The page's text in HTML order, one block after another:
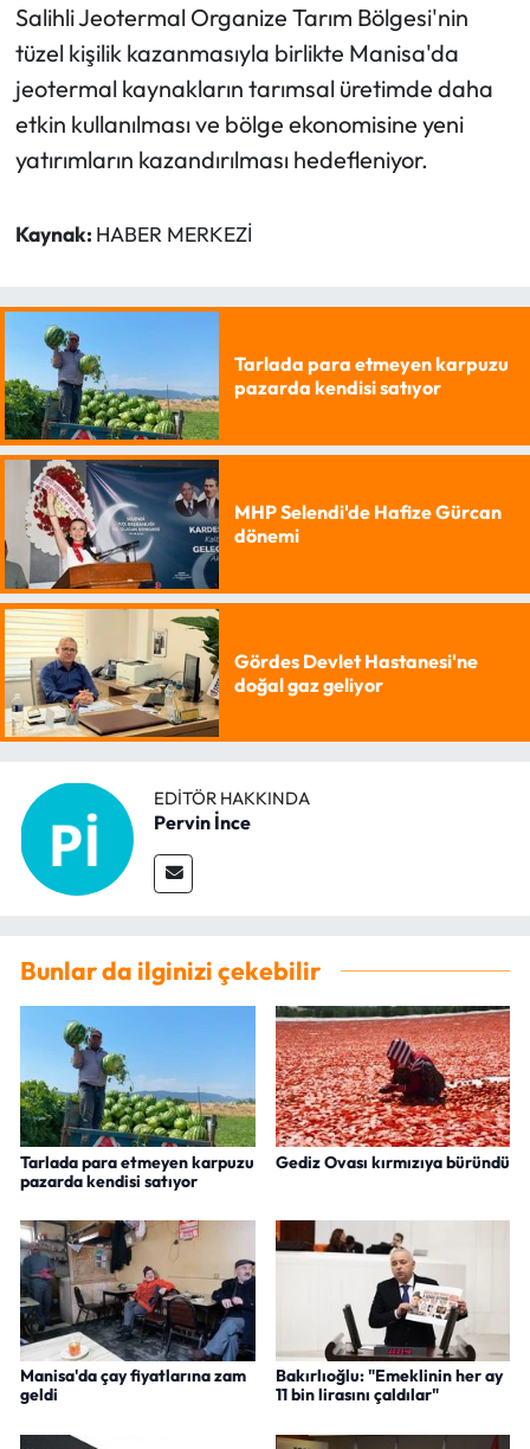
Salihli Jeotermal Organize Tarım Bölgesi'nin
tüzel kişilik kazanmasıyla birlikte Manisa'da
jeotermal kaynakların tarımsal üretimde daha
etkin kullanılması ve bölge ekonomisine yeni
yatırımların kazandırılması hedefleniyor.
Kaynak: HABER MERKEZİ
Tarlada para etmeyen karpuzu
pazarda kendisi satıyor
MHP Selendi'de Hafize Gürcan
dönemi
Gördes Devlet Hastanesi'ne
doğal gaz geliyor
EDITÖR HAKKINDA
Pervin İnce
Bunlar da ilginizi çekebilir
Tarlada para etmeyen karpuzu
pazarda kendisi satıyor
Gediz Ovası kırmızıya büründü
Manisa'da çay fiyatlarına zam
geldi
Bakırlıoğlu: "Emeklinin her ay
11 bin lirasını çaldılar"